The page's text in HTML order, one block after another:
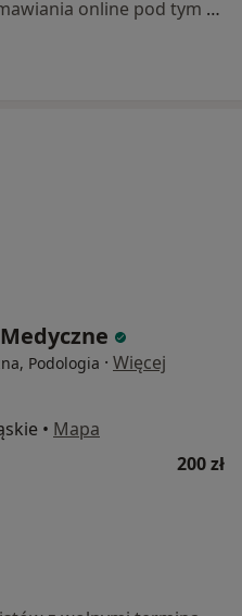
Specjalista nie oferuje umawiania online pod tym adresem.
Podologia · Więcej
• Mapa
200 zł